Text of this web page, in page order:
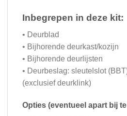
Inbegrepen in deze kit:
• Deurblad
• Bijhorende deurkast/kozijn
• Bijhorende deurlijsten
• Deurbeslag: sleutelslot
(exclusief deurklink)
Opties (eventueel apart bij